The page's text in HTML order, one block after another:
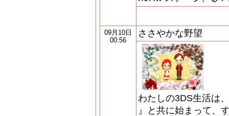
09月10日
00:56
ささやかな野望
わたしの3DS生活は
』と共に始まって、